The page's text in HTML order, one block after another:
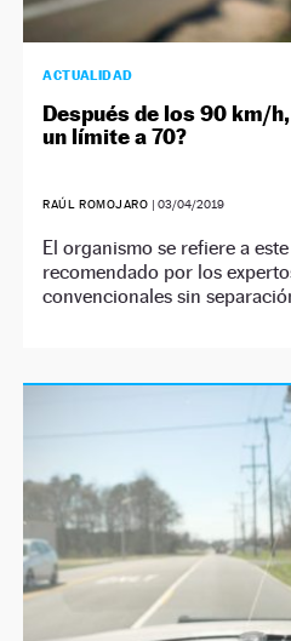
ACTUALIDAD
Después de los 90 km/
un límite a 70?
RAÚL ROMOJARO | 03/04/2019
El organismo se refiere a
recomendado por los
convencionales sin